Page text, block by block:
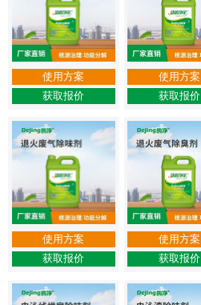
使用方案
获取报价
使用方案
获取报价
使用方案
获取报价
使用方案
获取报价